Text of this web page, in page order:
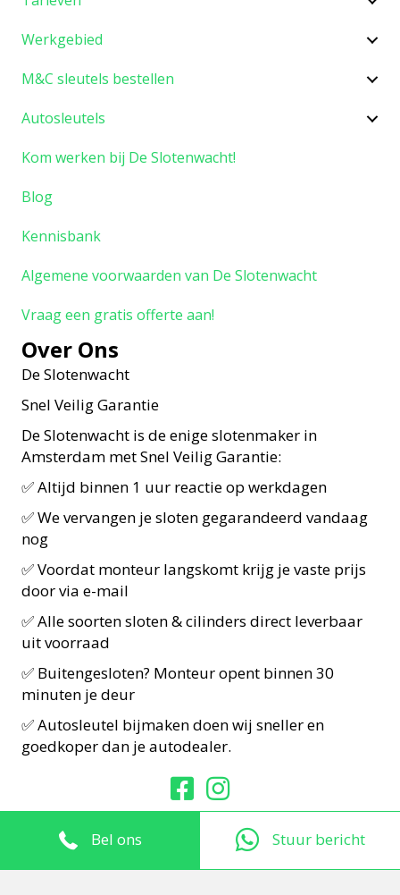
Bel ons Stuur bericht
Werkgebied
M&C sleutels bestellen
Autosleutels
Kom werken bij De Slotenwacht!
Blog
Kennisbank
Algemene voorwaarden van De Slotenwacht
Vraag een gratis offerte aan!
Over Ons
De Slotenwacht
Snel Veilig Garantie
De Slotenwacht is de enige slotenmaker in
Amsterdam met Snel Veilig Garantie:
✅ Altijd binnen 1 uur reactie op werkdagen
✅ We vervangen je sloten gegarandeerd vandaag
nog
✅ Voordat monteur langskomt krijg je vaste prijs
door via e-mail
✅ Alle soorten sloten & cilinders direct leverbaar
uit voorraad
✅ Buitengesloten? Monteur opent binnen 30
minuten je deur
✅ Autosleutel bijmaken doen wij sneller en
goedkoper dan je autodealer.
© 2026 Slotenmaker Amsterdam
Marketing Rocks&